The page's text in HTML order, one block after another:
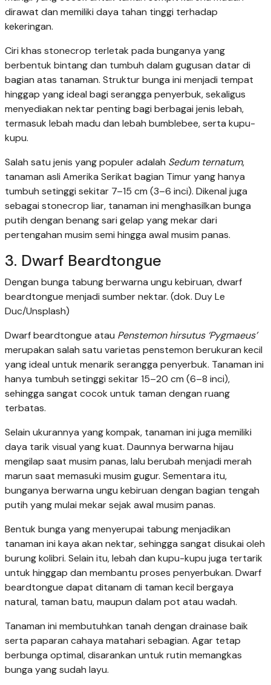
dirawat dan memiliki daya tahan tinggi terhadap
kekeringan.
Ciri khas stonecrop terletak pada bunganya yang
berbentuk bintang dan tumbuh dalam gugusan datar di
bagian atas tanaman. Struktur bunga ini menjadi tempat
hinggap yang ideal bagi serangga penyerbuk, sekaligus
menyediakan nektar penting bagi berbagai jenis lebah,
termasuk lebah madu dan lebah bumblebee, serta kupu-
kupu.
Salah satu jenis yang populer adalah Sedum ternatum,
tanaman asli Amerika Serikat bagian Timur yang hanya
tumbuh setinggi sekitar 7–15 cm (3–6 inci). Dikenal juga
sebagai stonecrop liar, tanaman ini menghasilkan bunga
putih dengan benang sari gelap yang mekar dari
pertengahan musim semi hingga awal musim panas.
3. Dwarf Beardtongue
Dengan bunga tabung berwarna ungu kebiruan, dwarf
beardtongue menjadi sumber nektar. (dok. Duy Le
Duc/Unsplash)
Dwarf beardtongue atau Penstemon hirsutus ‘Pygmaeus’
merupakan salah satu varietas penstemon berukuran kecil
yang ideal untuk menarik serangga penyerbuk. Tanaman ini
hanya tumbuh setinggi sekitar 15–20 cm (6–8 inci),
sehingga sangat cocok untuk taman dengan ruang
terbatas.
Selain ukurannya yang kompak, tanaman ini juga memiliki
daya tarik visual yang kuat. Daunnya berwarna hijau
mengilap saat musim panas, lalu berubah menjadi merah
marun saat memasuki musim gugur. Sementara itu,
bunganya berwarna ungu kebiruan dengan bagian tengah
putih yang mulai mekar sejak awal musim panas.
Bentuk bunga yang menyerupai tabung menjadikan
tanaman ini kaya akan nektar, sehingga sangat disukai oleh
burung kolibri. Selain itu, lebah dan kupu-kupu juga tertarik
untuk hinggap dan membantu proses penyerbukan. Dwarf
beardtongue dapat ditanam di taman kecil bergaya
natural, taman batu, maupun dalam pot atau wadah.
Tanaman ini membutuhkan tanah dengan drainase baik
serta paparan cahaya matahari sebagian. Agar tetap
berbunga optimal, disarankan untuk rutin memangkas
bunga yang sudah layu.